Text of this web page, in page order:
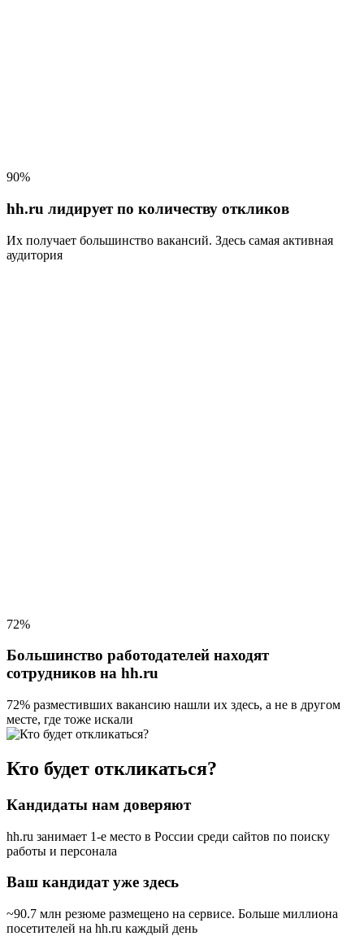
90%
hh.ru лидирует по количеству откликов
Их получает большинство вакансий. Здесь самая активная
аудитория
72%
Большинство работодателей находят
сотрудников на hh.ru
72% разместивших вакансию нашли их здесь, а не в другом
месте, где тоже искали
Кто будет откликаться?
Кандидаты нам доверяют
hh.ru занимает 1-е место в России среди сайтов по поиску
работы и персонала
Ваш кандидат уже здесь
~90.7 млн резюме размещено на сервисе. Больше миллиона
посетителей на hh.ru каждый день